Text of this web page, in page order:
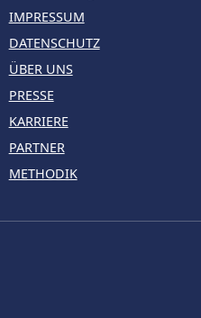
IMPRESSUM
DATENSCHUTZ
ÜBER UNS
PRESSE
KARRIERE
PARTNER
METHODIK